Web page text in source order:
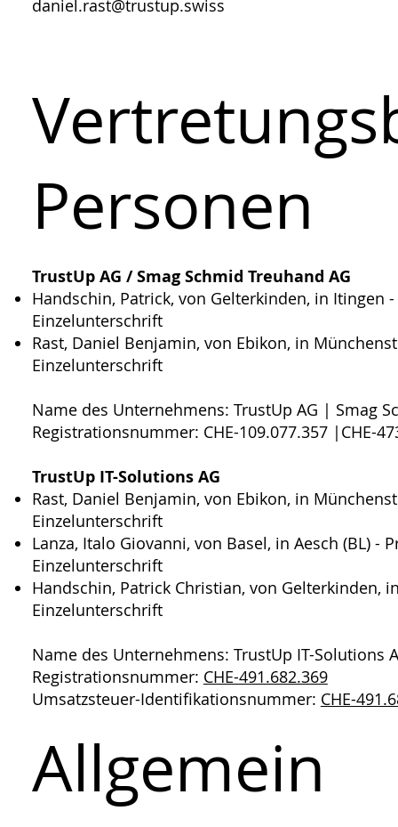
daniel.rast@trustup.swiss
TrustUp AG / Smag Schmid Treuhand AG
Handschin, Patrick, von Gelterkinden, in Itingen
Einzelunterschrift
Rast, Daniel Benjamin, von Ebikon, in
Einzelunterschrift
Name des Unternehmens: TrustUp AG | Smag
Registrationsnummer: CHE-109.077.357 |CHE-
TrustUp IT-Solutions AG
Rast, Daniel Benjamin, von Ebikon, in
Einzelunterschrift
Lanza, Italo Giovanni, von Basel, in Aesch (BL) -
Einzelunterschrift
Handschin, Patrick Christian, von Gelterkinden,
Einzelunterschrift
Name des Unternehmens: TrustUp IT-Solutions
Registrationsnummer: CHE-491.682.369
Umsatzsteuer-Identifikationsnummer: CHE-
Personen
Allgemein